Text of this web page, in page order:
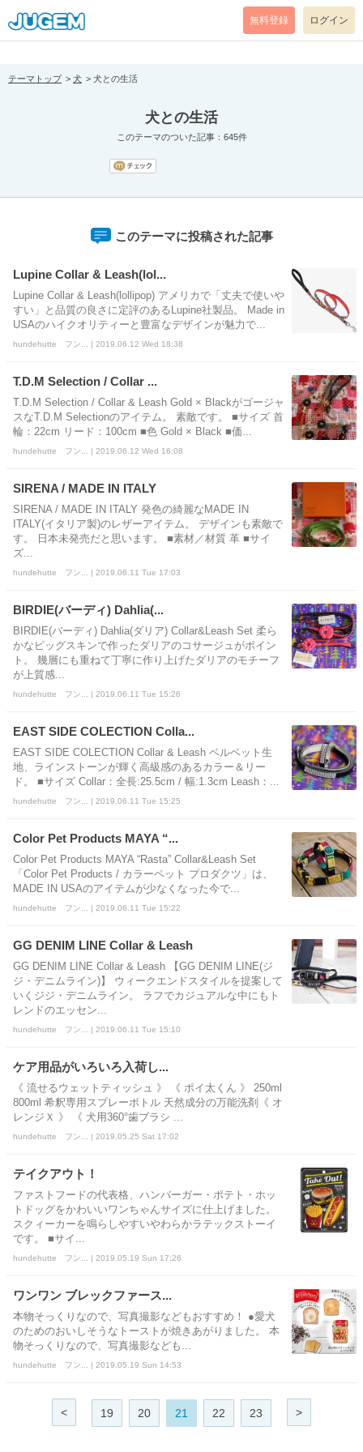
[pear_error: message="Success" code=0 mode=return level=notice
prefix="" info=""]
無料登録 ログイン
テーマトップ 犬 犬との生活
犬との生活
このテーマのついた記事：645件
このテーマに投稿された記事
Lupine Collar & Leash(lol...
Lupine Collar & Leash(lollipop) アメリカで「丈夫で使いや
すい」と品質の良さに定評のあるLupine社製品。 Made in
USAのハイクオリティーと豊富なデザインが魅力で...
hundehutte フン... | 2019.06.12 Wed 18:38
T.D.M Selection / Collar ...
T.D.M Selection / Collar & Leash Gold × Blackがゴージャ
スなT.D.M Selectionのアイテム。 素敵です。 ■サイズ 首
輪：22cm リード：100cm ■色 Gold × Black ■価...
hundehutte フン... | 2019.06.12 Wed 16:08
SIRENA / MADE IN ITALY
SIRENA / MADE IN ITALY 発色の綺麗なMADE IN
ITALY(イタリア製)のレザーアイテム。 デザインも素敵で
す。 日本未発売だと思います。 ■素材／材質 革 ■サイ
ズ...
hundehutte フン... | 2019.06.11 Tue 17:03
BIRDIE(バーディ) Dahlia(...
BIRDIE(バーディ) Dahlia(ダリア) Collar&Leash Set 柔ら
かなピッグスキンで作ったダリアのコサージュがポイン
ト。 幾層にも重ねて丁寧に作り上げたダリアのモチーフ
が上質感...
hundehutte フン... | 2019.06.11 Tue 15:26
EAST SIDE COLECTION Colla...
EAST SIDE COLECTION Collar & Leash ベルベット生
地、ラインストーンが輝く高級感のあるカラー＆リー
ド。 ■サイズ Collar：全長:25.5cm / 幅:1.3cm Leash：...
hundehutte フン... | 2019.06.11 Tue 15:25
Color Pet Products MAYA “...
Color Pet Products MAYA “Rasta” Collar&Leash Set
「Color Pet Products / カラーペット プロダクツ」は、
MADE IN USAのアイテムが少なくなった今で...
hundehutte フン... | 2019.06.11 Tue 15:22
GG DENIM LINE Collar & Leash
GG DENIM LINE Collar & Leash 【GG DENIM LINE(ジ
ジ・デニムライン)】 ウィークエンドスタイルを提案して
いくジジ・デニムライン。 ラフでカジュアルな中にもト
レンドのエッセン...
hundehutte フン... | 2019.06.11 Tue 15:10
ケア用品がいろいろ入荷し...
《 流せるウェットティッシュ 》 《 ポイ太くん 》 250ml
800ml 希釈専用スプレーボトル 天然成分の万能洗剤《 オ
レンジＸ 》 《 犬用360°歯ブラシ ...
hundehutte フン... | 2019.05.25 Sat 17:02
テイクアウト！
ファストフードの代表格、ハンバーガー・ポテト・ホッ
トドッグをかわいいワンちゃんサイズに仕上げました。
スクィーカーを鳴らしやすいやわらかラテックストーイ
です。 ■サイ...
hundehutte フン... | 2019.05.19 Sun 17:26
ワンワン ブレックファース...
本物そっくりなので、写真撮影などもおすすめ！ ●愛犬
のためのおいしそうなトーストが焼きあがりました。 本
物そっくりなので、写真撮影なども...
hundehutte フン... | 2019.05.19 Sun 14:53
< 19 20 21 22 23 >